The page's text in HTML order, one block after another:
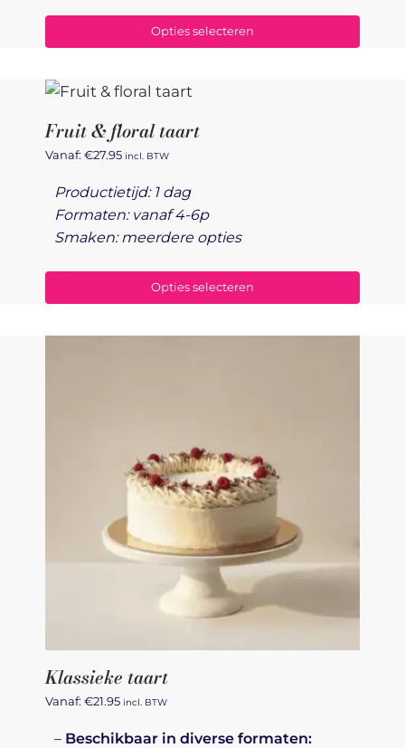
Opties selecteren
Fruit & floral taart
Vanaf: €27.95 incl. BTW
Productietijd: 1 dag
Formaten: vanaf 4-6p
Smaken: meerdere opties
Opties selecteren
Klassieke taart
Vanaf: €21.95 incl. BTW
– Beschikbaar in diverse formaten: